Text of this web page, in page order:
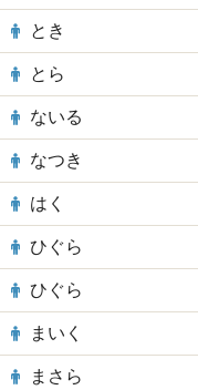
とき
とら
ないる
なつき
はく
ひぐら
ひぐら
まいく
まさら